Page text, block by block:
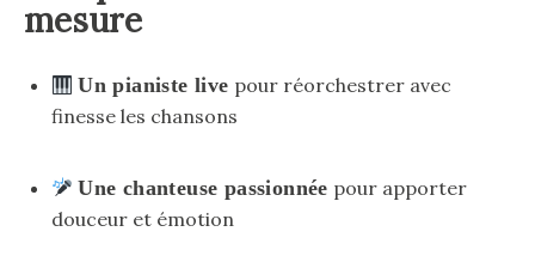
mesure
Un pianiste live pour réorchestrer avec
finesse les chansons
Une chanteuse passionnée pour apporter
douceur et émotion